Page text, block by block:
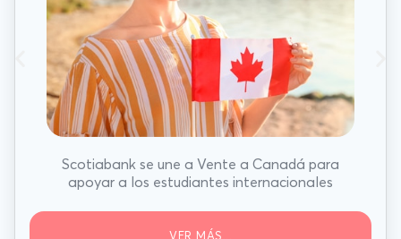
Scotiabank se une a Vente a Canadá para
apoyar a los estudiantes internacionales
VER MÁS...